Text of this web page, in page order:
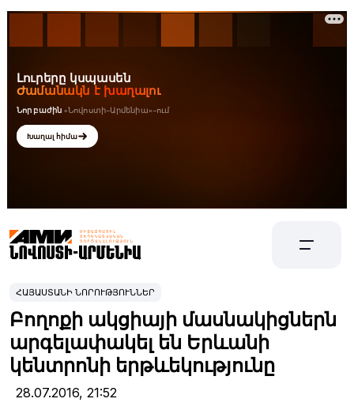
ՀԱՅԱՍՏԱՆԻ ՆՈՐՈՒԹՅՈՒՆՆԵՐ
Բողոքի ակցիայի մասնակիցներն
արգելափակել են Երևանի
կենտրոնի երթևեկությունը
28.07.2016, 21:52